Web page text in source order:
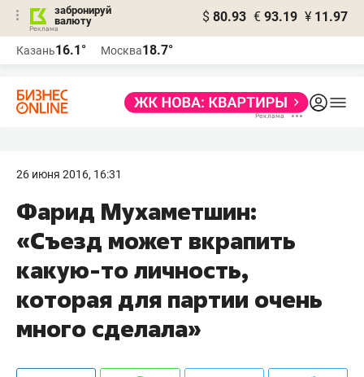
забронируй
валюту
$ 80.93 € 93.19 ¥ 11.97
Казань16.1° Москва18.7°
26 июня 2016, 16:31
​Фарид Мухаметшин:
«Съезд может вкрапить
какую-то личность,
которая для партии очень
много сделала»